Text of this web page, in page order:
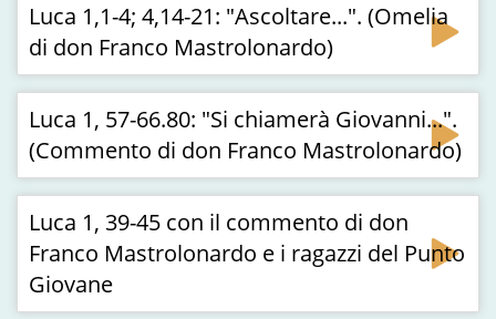
Luca 1,1-4; 4,14-21: "Ascoltare...". (Omelia
di don Franco Mastrolonardo)
Luca 1, 57-66.80: "Si chiamerà Giovanni...".
(Commento di don Franco Mastrolonardo)
Luca 1, 39-45 con il commento di don
Franco Mastrolonardo e i ragazzi del Punto
Giovane